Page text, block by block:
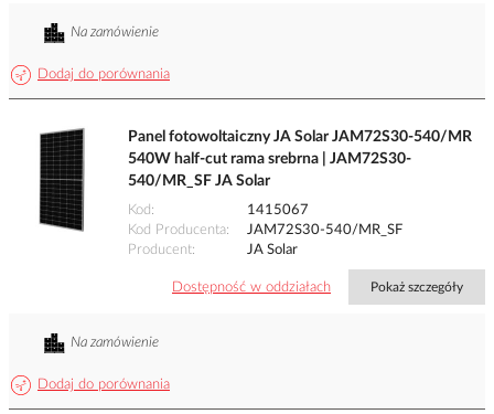
Dodaj do porównania
Na zamówienie
Panel fotowoltaiczny JA Solar JAM72S30-540/MR
540W half-cut rama srebrna | JAM72S30-
540/MR_SF JA Solar
Kod
1415067
Kod Producenta
JAM72S30-540/MR_SF
Producent
JA Solar
Dostępność w oddziałach Pokaż szczegóły
Dodaj do porównania
Na zamówienie